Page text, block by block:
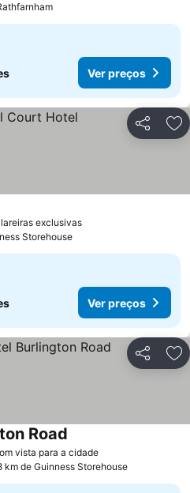
Ver preços
Partilhar
exclusivasVer preços
preços
Storehouse
Ver preços
Partilhar
vista para a cidadeVer preços
Road
km de Guinness Storehouse